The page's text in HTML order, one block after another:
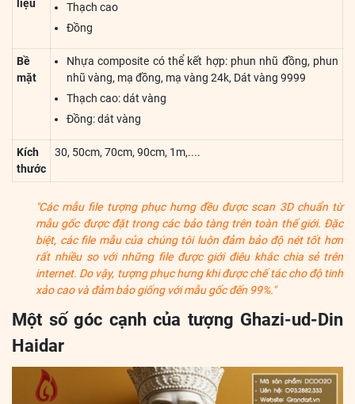
liệu
Thạch cao
Đồng
Bề
mặt
Nhựa composite có thể kết hợp: phun nhũ đồng, phun
nhũ vàng, mạ đồng, mạ vàng 24k, Dát vàng 9999
Thạch cao: dát vàng
Đồng: dát vàng
Kích
thước
30, 50cm, 70cm, 90cm, 1m,....
"Các mẫu file tượng phục hưng đều được scan 3D chuẩn từ
mẫu gốc được đặt trong các bảo tàng trên toàn thế giới. Đặc
biệt, các file mẫu của chúng tôi luôn đảm bảo độ nét tốt hơn
rất nhiều so với những file được giới điêu khắc chia sẻ trên
internet. Do vậy, tượng phục hưng khi được chế tác cho độ tinh
xảo cao và đảm bảo giống với mẫu gốc đến 99%."
Một số góc cạnh của tượng Ghazi-ud-Din
Haidar